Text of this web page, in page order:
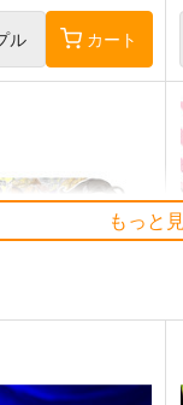
ル カート
もっと